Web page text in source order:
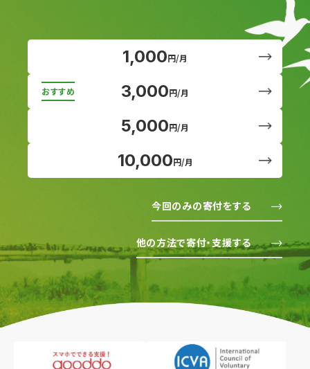
1,000円/月
3,000円/月
5,000円/月
10,000円/月
今回のみの寄付をする
他の方法で寄付・支援する